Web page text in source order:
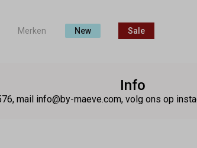
Merken New Sale
Info
mail info@by-maeve.com, volg ons op